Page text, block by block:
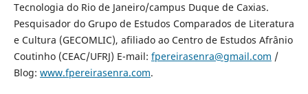
Tecnologia do Rio de Janeiro/campus Duque de Caxias.
Pesquisador do Grupo de Estudos Comparados de Literatura
e Cultura (GECOMLIC), afiliado ao Centro de Estudos Afrânio
Coutinho (CEAC/UFRJ) E-mail: fpereirasenra@gmail.com /
Blog: www.fpereirasenra.com.